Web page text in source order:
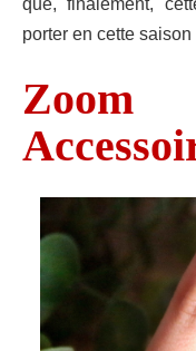
porter en cette saison